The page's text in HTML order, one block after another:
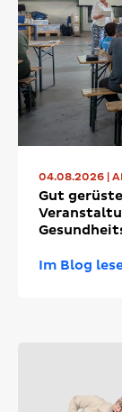
04.08.2026 |
Gut
Im Blog